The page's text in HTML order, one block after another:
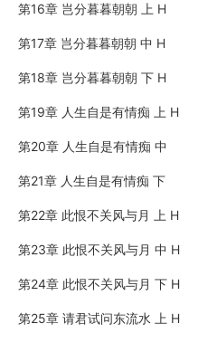
第16章 岂分暮暮朝朝 上 H
第17章 岂分暮暮朝朝 中 H
第18章 岂分暮暮朝朝 下 H
第19章 人生自是有情痴 上 H
第20章 人生自是有情痴 中
第21章 人生自是有情痴 下
第22章 此恨不关风与月 上 H
第23章 此恨不关风与月 中 H
第24章 此恨不关风与月 下 H
第25章 请君试问东流水 上 H